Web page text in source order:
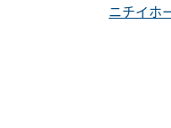
ニチイホ